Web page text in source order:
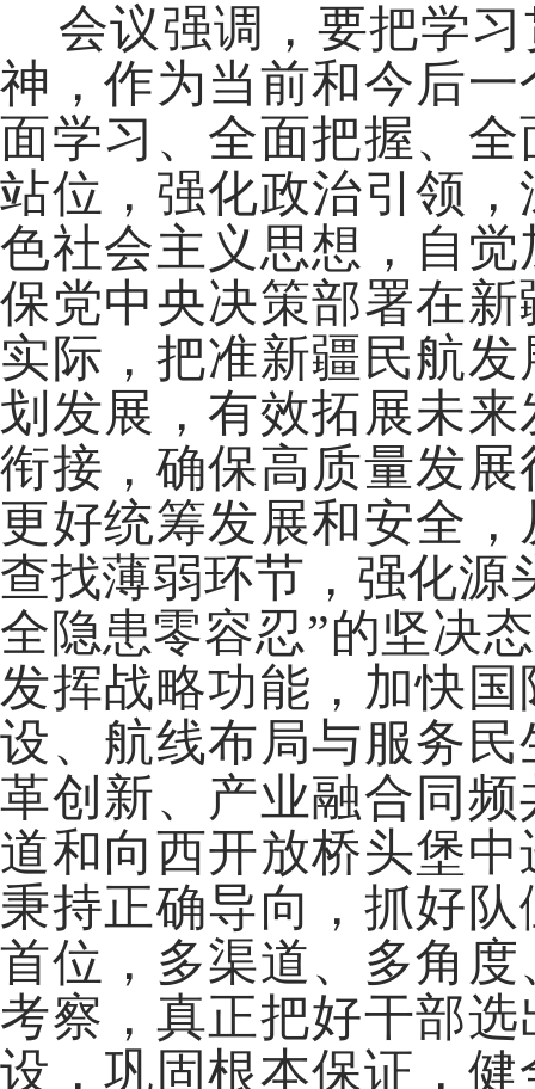
会议强调，要把学习
神，作为当前和今后
面学习、全面把握、
站位，强化政治引领
色社会主义思想，自
保党中央决策部署在
实际，把准新疆民航
划发展，有效拓展未
衔接，确保高质量发
更好统筹发展和安全
查找薄弱环节，强化源
全隐患零容忍”的坚决
发挥战略功能，加快
设、航线布局与服务
革创新、产业融合同
道和向西开放桥头堡
秉持正确导向，抓好
首位，多渠道、多角
考察，真正把好干部
设，巩固根本保证，